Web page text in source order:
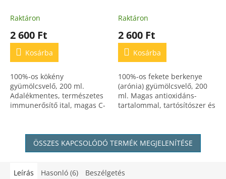
adalékmentes
Raktáron
2 600 Ft
Kosárba
100%-os kökény
gyümölcsvelő, 200 ml.
Adalékmentes, természetes
immunerősítő ital, magas C-
természetes,
gyümölcsvelő
Raktáron
2 600 Ft
Kosárba
100%-os fekete berkenye
(arónia) gyümölcsvelő, 200
ml. Magas antioxidáns-
tartalommal, tartósítószer és
ÖSSZES KAPCSOLÓDÓ TERMÉK MEGJELENÍTÉSE
Leírás Hasonló (6) Beszélgetés